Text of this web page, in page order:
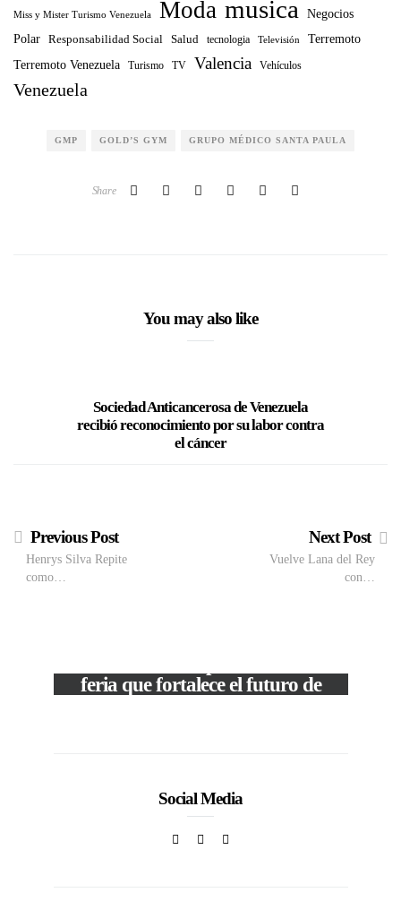
Miss y Mister Turismo Venezuela Moda musica
Negocios
Polar
Responsabilidad Social Salud tecnologia Televisión Terremoto
Terremoto Venezuela Turismo TV Valencia Vehículos
Venezuela
GMP GOLD’S GYM GRUPO MÉDICO SANTA PAULA
Share
You may also like
Sociedad Anticancerosa de Venezuela
recibió reconocimiento por su labor contra
el cáncer
Previous Post
Henrys Silva Repite
como…
Next Post
Vuelve Lana del Rey
con…
feria que fortalece el futuro de
Social Media